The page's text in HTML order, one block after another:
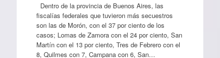
Dentro de la provincia de Buenos Aires, las
fiscalías federales que tuvieron más secuestros
son las de Morón, con el 37 por ciento de los
casos; Lomas de Zamora con el 24 por ciento, San
Martín con el 13 por ciento, Tres de Febrero con el
8, Quilmes con 7, Campana con 6, San…